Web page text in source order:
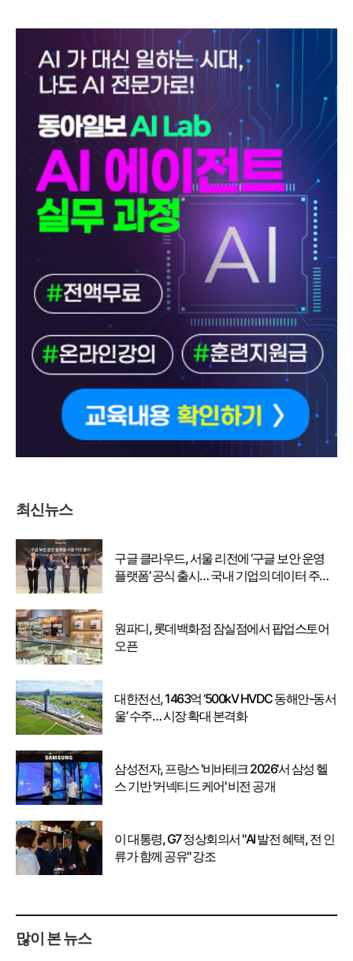
최신뉴스
구글 클라우드, 서울 리전에 ‘구글 보안 운영
플랫폼’ 공식 출시… 국내 기업의 데이터 주권
원파디, 롯데백화점 잠실점에서 팝업스토어
오픈
대한전선, 1463억 ‘500kV HVDC 동해안-동서
울’ 수주… 시장 확대 본격화
삼성전자, 프랑스 '비바테크 2026'서 삼성 헬
스 기반 '커넥티드 케어' 비전 공개
이 대통령, G7 정상회의서 "AI 발전 혜택, 전 인
류가 함께 공유" 강조
많이 본 뉴스